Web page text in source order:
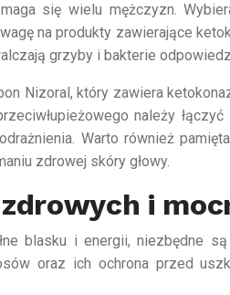
się wielu mężczyzn.
na produkty zawierające
grzyby i bakterie
Nizoral, który zawiera
należy
Warto również
zdrowej skóry głowy.
i
blasku i energii, niezbędne
oraz ich ochrona przed